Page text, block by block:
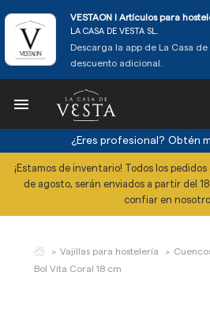
VESTAON l Artículos para
LA CASA DE VESTA SL.
Descarga la app de La Casa
descuento adicional.

¿Eres profesional? Obtén
¡Estamos de inventario! Todos los
de agosto, serán enviados a partir del
confiar en
Vajillas para hostelería
Bol Vita Coral 18 cm